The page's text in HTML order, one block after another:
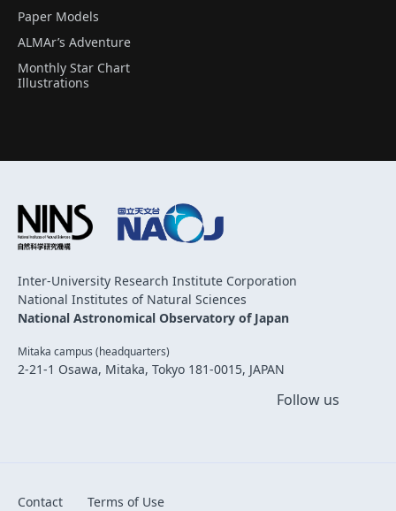
Paper Models
ALMAr’s Adventure
Monthly Star Chart
Illustrations
Inter-University Research Institute Corporation
National Institutes of Natural Sciences
National Astronomical Observatory of Japan
Mitaka campus (headquarters)
2-21-1 Osawa, Mitaka, Tokyo 181-0015, JAPAN
Follow us
Contact Terms of Use